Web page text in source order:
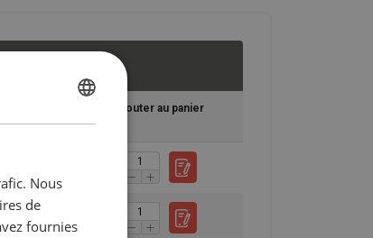
Ajouter au panier
Nous
de
fournies